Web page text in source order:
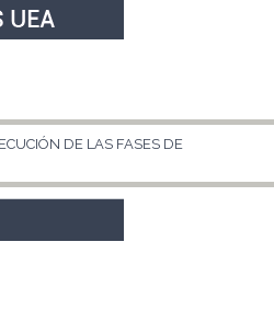
DE LAS FASES DE